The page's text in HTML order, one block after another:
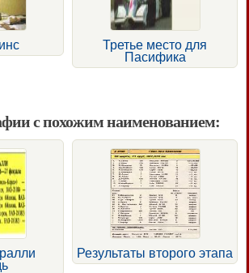
Третье место для
Пасифика
с похожим наименованием:
Результаты второго этапа